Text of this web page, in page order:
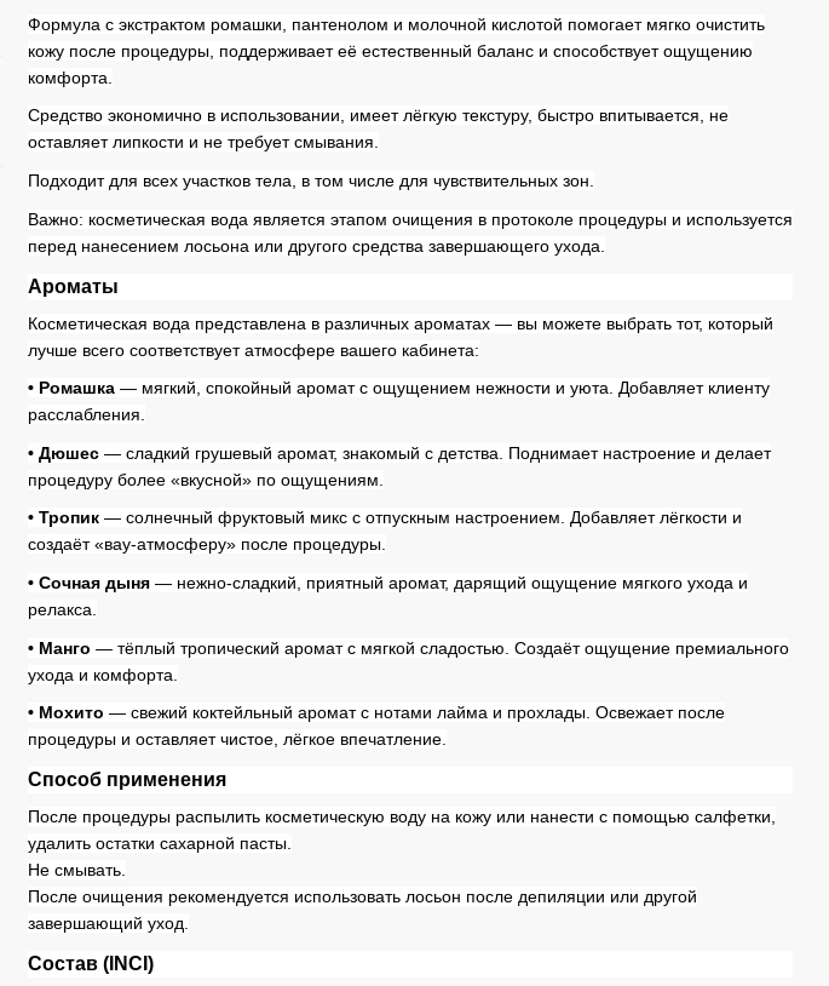
Формула с экстрактом ромашки, пантенолом и молочной кислотой помогает мягко очистить
кожу после процедуры, поддерживает её естественный баланс и способствует ощущению
комфорта.
Средство экономично в использовании, имеет лёгкую текстуру, быстро впитывается, не
оставляет липкости и не требует смывания.
Подходит для всех участков тела, в том числе для чувствительных зон.
Важно: косметическая вода является этапом очищения в протоколе процедуры и используется
перед нанесением лосьона или другого средства завершающего ухода.
Ароматы
Косметическая вода представлена в различных ароматах — вы можете выбрать тот, который
лучше всего соответствует атмосфере вашего кабинета:
• Ромашка — мягкий, спокойный аромат с ощущением нежности и уюта. Добавляет клиенту
расслабления.
• Дюшес — сладкий грушевый аромат, знакомый с детства. Поднимает настроение и делает
процедуру более «вкусной» по ощущениям.
• Тропик — солнечный фруктовый микс с отпускным настроением. Добавляет лёгкости и
создаёт «вау-атмосферу» после процедуры.
• Сочная дыня — нежно-сладкий, приятный аромат, дарящий ощущение мягкого ухода и
релакса.
• Манго — тёплый тропический аромат с мягкой сладостью. Создаёт ощущение премиального
ухода и комфорта.
• Мохито — свежий коктейльный аромат с нотами лайма и прохлады. Освежает после
процедуры и оставляет чистое, лёгкое впечатление.
Способ применения
После процедуры распылить косметическую воду на кожу или нанести с помощью салфетки,
удалить остатки сахарной пасты.
Не смывать.
После очищения рекомендуется использовать лосьон после депиляции или другой
завершающий уход.
Состав (INCI)